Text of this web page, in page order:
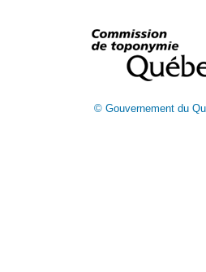
© Gouvernement du